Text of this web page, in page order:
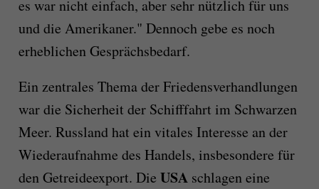
es war nicht einfach, aber sehr nützlich für uns
und die Amerikaner." Dennoch gebe es noch
erheblichen Gesprächsbedarf.
Ein zentrales Thema der Friedensverhandlungen
war die Sicherheit der Schifffahrt im Schwarzen
Meer. Russland hat ein vitales Interesse an der
Wiederaufnahme des Handels, insbesondere für
den Getreideexport. Die USAschlagen eine